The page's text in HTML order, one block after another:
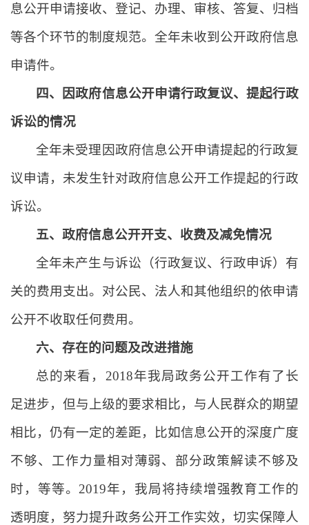
息公开申请接收、登记、办理、审核、答复、归档
等各个环节的制度规范。全年未收到公开政府信息
申请件。
四、因政府信息公开申请行政复议、提起行政
诉讼的情况
全年未受理因政府信息公开申请提起的行政复
议申请，未发生针对政府信息公开工作提起的行政
诉讼。
五、政府信息公开开支、收费及减免情况
全年未产生与诉讼（行政复议、行政申诉）有
关的费用支出。对公民、法人和其他组织的依申请
公开不收取任何费用。
六、存在的问题及改进措施
总的来看，2018年我局政务公开工作有了长
足进步，但与上级的要求相比，与人民群众的期望
相比，仍有一定的差距，比如信息公开的深度广度
不够、工作力量相对薄弱、部分政策解读不够及
时，等等。2019年，我局将持续增强教育工作的
透明度，努力提升政务公开工作实效，切实保障人